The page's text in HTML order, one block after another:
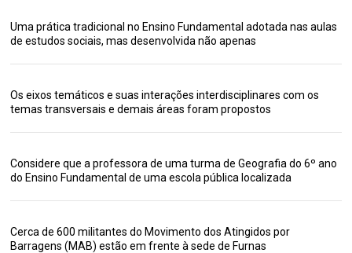
Uma prática tradicional no Ensino Fundamental adotada nas aulas
de estudos sociais, mas desenvolvida não apenas
Os eixos temáticos e suas interações interdisciplinares com os
temas transversais e demais áreas foram propostos
Considere que a professora de uma turma de Geografia do 6º ano
do Ensino Fundamental de uma escola pública localizada
Cerca de 600 militantes do Movimento dos Atingidos por
Barragens (MAB) estão em frente à sede de Furnas